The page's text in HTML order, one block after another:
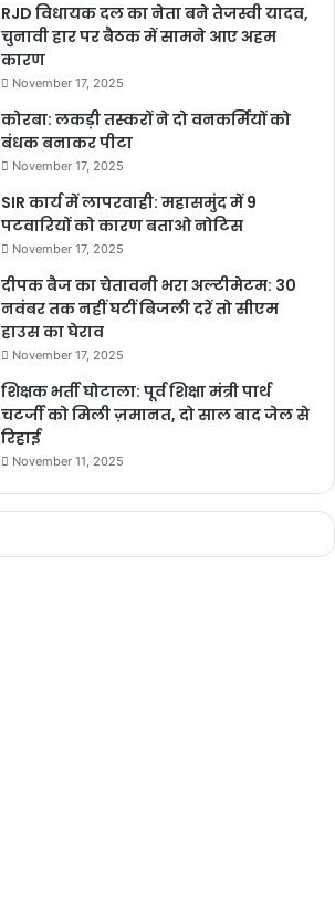
RJD विधायक दल का नेता बने तेजस्वी यादव,
चुनावी हार पर बैठक में सामने आए अहम
कारण
November 17, 2025
कोरबा: लकड़ी तस्करों ने दो वनकर्मियों को
बंधक बनाकर पीटा
November 17, 2025
SIR कार्य में लापरवाही: महासमुंद में 9
पटवारियों को कारण बताओ नोटिस
November 17, 2025
दीपक बैज का चेतावनी भरा अल्टीमेटम: 30
नवंबर तक नहीं घटीं बिजली दरें तो सीएम
हाउस का घेराव
November 17, 2025
शिक्षक भर्ती घोटाला: पूर्व शिक्षा मंत्री पार्थ
चटर्जी को मिली ज़मानत, दो साल बाद जेल से
रिहाई
November 11, 2025